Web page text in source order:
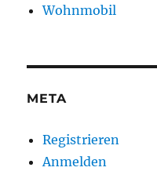
Wohnmobil
META
Registrieren
Anmelden